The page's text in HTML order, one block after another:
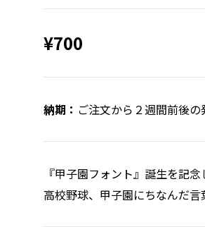
¥700
ご注文から２週間前後の
『甲子園フォント』誕生を記念
高校野球、甲子園にちなんだ言